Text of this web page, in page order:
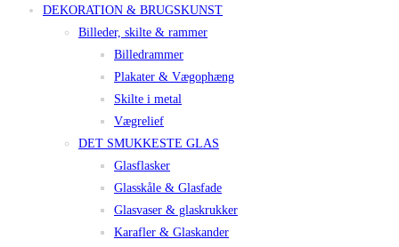
DEKORATION & BRUGSKUNST
Billeder, skilte & rammer
Billedrammer
Plakater & Vægophæng
Skilte i metal
Vægrelief
DET SMUKKESTE GLAS
Glasflasker
Glasskåle & Glasfade
Glasvaser & glaskrukker
Karafler & Glaskander